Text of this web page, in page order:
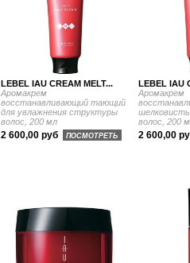
LEBEL IAU CREAM MELT...
Аромакрем
восстанавливающий тающий
для увлажнения структуры
волос, 200 мл
2 600,00 руб ПОСМОТРЕТЬ
LEBEL IAU
Аромакрем
волос, 200
2 600,00